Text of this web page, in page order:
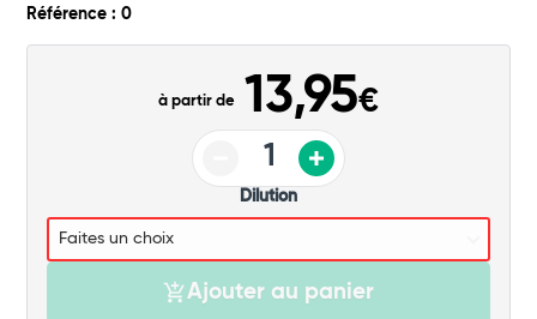
Référence : 0
à partir de 13,95€
Dilution
Ajouter au panier